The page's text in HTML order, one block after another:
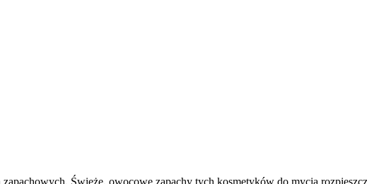
Świeże, owocowe zapachy tych kosmetyków do mycia